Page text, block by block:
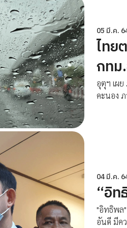
05 มี.ค.
ไทย
กทม
อุตุฯ เผ
คะนอง
04 มี.ค.
“อิ
"อิทธิพล
อันดี มีค